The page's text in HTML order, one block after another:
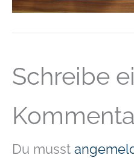
Schreibe
Du musst